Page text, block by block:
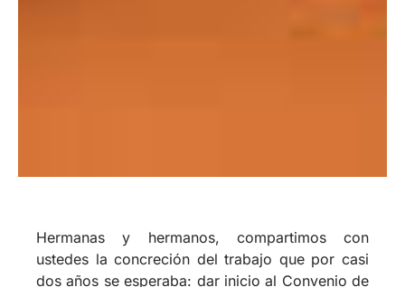
ustedes la concreción del trabajo que por casi
dos años se esperaba: dar inicio al Convenio de
Reconocimiento de Grados con la Pontificia